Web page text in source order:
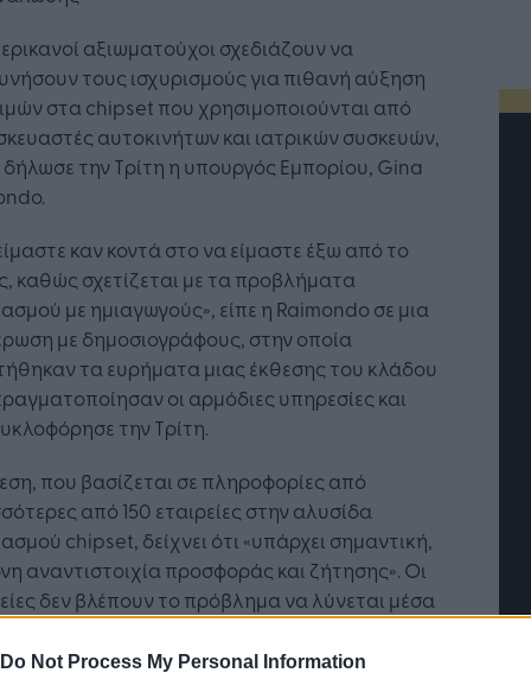
Do Not Process My Personal Information
αξιωματούχοι σχεδιάζουν να
τους ισχυρισμούς για πιθανή αύξηση
στα chipset που χρησιμοποιούνται από
αυτοκινήτων και ιατρικών συσκευών,
την Τρίτη η υπουργός Εμπορίου, Gina
καν κοντά στο να είμαστε έξω από το
καθώς σχετίζεται με τα προβλήματα
με ημιαγωγούς», είπε η Raimondo σε μια
με δημοσιογράφους, στην οποία
τα ευρήματα μιας έκθεσης του κλάδου
οι αρμόδιες υπηρεσίες και
την Τρίτη.
που βασίζεται σε πληροφορίες από
από 150 εταιρείες στην αλυσίδα
chipset, δείχνει ότι «υπάρχει σημαντική,
αναντιστοιχία προσφοράς και ζήτησης». Οι
δεν βλέπουν το πρόβλημα να λύνεται μέσα
σου ακολουθεί;
ανθρώπινο πρόσημο